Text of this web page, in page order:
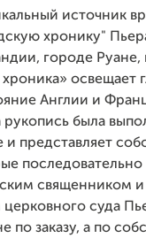
источник
хронику"
городе Руане,
освещает
Англии и
рукопись была
представляет
священником и
суда
по заказу, а по